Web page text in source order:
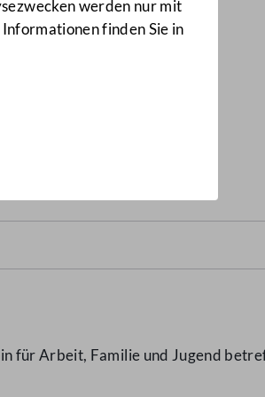
werden nur mit
finden Sie in
Anfragen
2862/J
für Arbeit, Familie und Jugend